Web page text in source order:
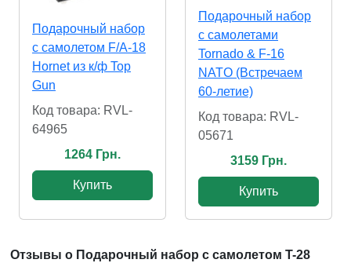
Подарочный набор
с самолетом F/A-18
Hornet из к/ф Top
Gun
Код товара: RVL-
64965
1264 Грн.
Купить
Подарочный набор
с самолетами
Tornado & F-16
NATO (Встречаем
60-летие)
Код товара: RVL-
05671
3159 Грн.
Купить
Отзывы о Подарочный набор с самолетом T-28